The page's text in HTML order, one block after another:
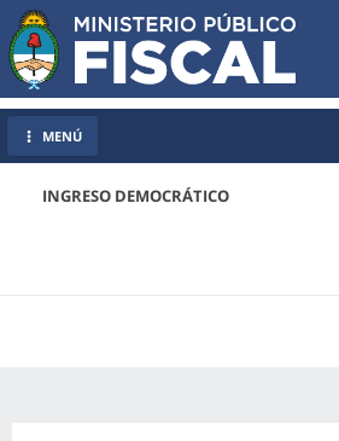
INGRESO DEMOCRÁTICO
MENÚ